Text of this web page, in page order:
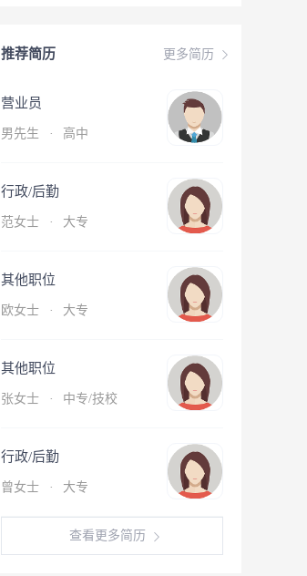
更多简历
推荐简历
营业员
男先生 · 高中
行政/后勤
范女士 · 大专
其他职位
欧女士 · 大专
其他职位
张女士 · 中专/技校
行政/后勤
曾女士 · 大专
查看更多简历